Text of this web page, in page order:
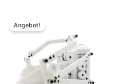
Angebot!
$599.00